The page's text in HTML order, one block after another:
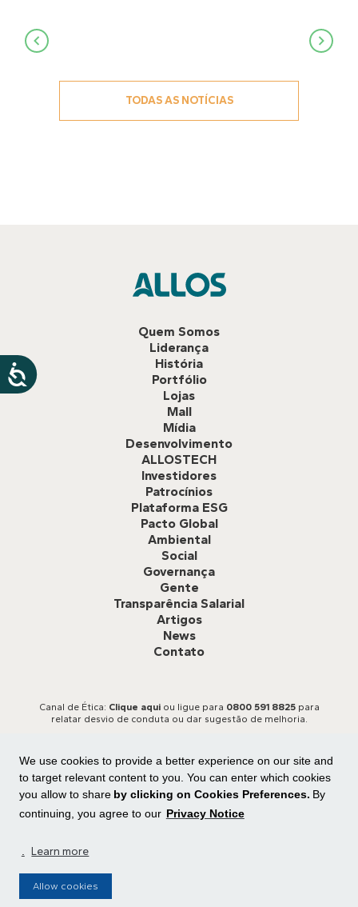
We use cookies to provide a better experience on our site and
to target relevant content to you. You can enter which cookies
you allow to share by clicking on Cookies Preferences. By
continuing, you agree to our Privacy Notice
. Learn more
Allow cookies
Navegação
TODAS AS NOTÍCIAS
Quem Somos
Liderança
História
Portfólio
Lojas
Mall
Mídia
Desenvolvimento
ALLOSTECH
Investidores
Patrocínios
Plataforma ESG
Pacto Global
Ambiental
Social
Governança
Gente
Transparência Salarial
Artigos
News
Contato
Canal de Ética: Clique aquiou ligue para 0800 591 8825para
relatar desvio de conduta ou dar sugestão de melhoria.
Todos os direitos reservados
Central de privacidade